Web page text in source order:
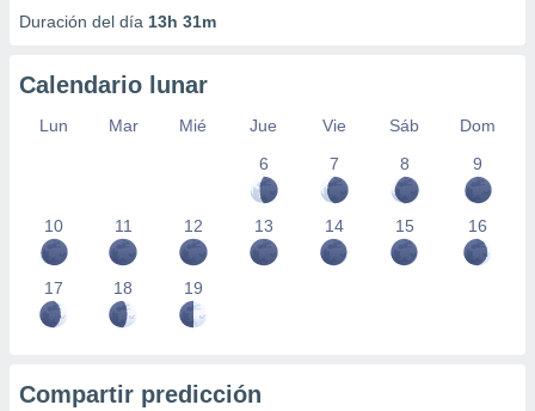
Duración del día 13h 31m
Calendario lunar
Lun Mar Mié Jue Vie Sáb
Dom
6
7 8 9
10 11 12 13 14 15 16
17 18 19
Compartir predicción